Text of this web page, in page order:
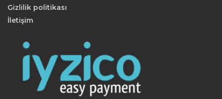
Gizlilik politikası
İletişim